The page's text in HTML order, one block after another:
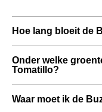
Hoe lang bloeit de
Onder welke
Tomatillo?
Waar moet ik de